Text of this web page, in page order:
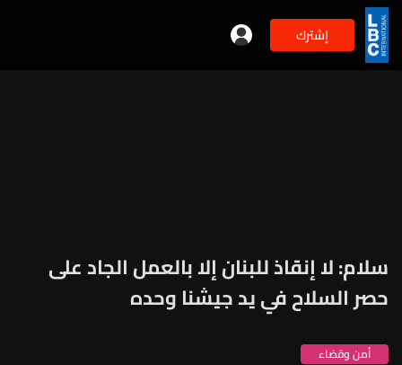
إشترك
سلام: لا إنقاذ للبنان إلا بالعمل الجاد على
حصر السلاح في يد جيشنا وحده
أمن وقضاء